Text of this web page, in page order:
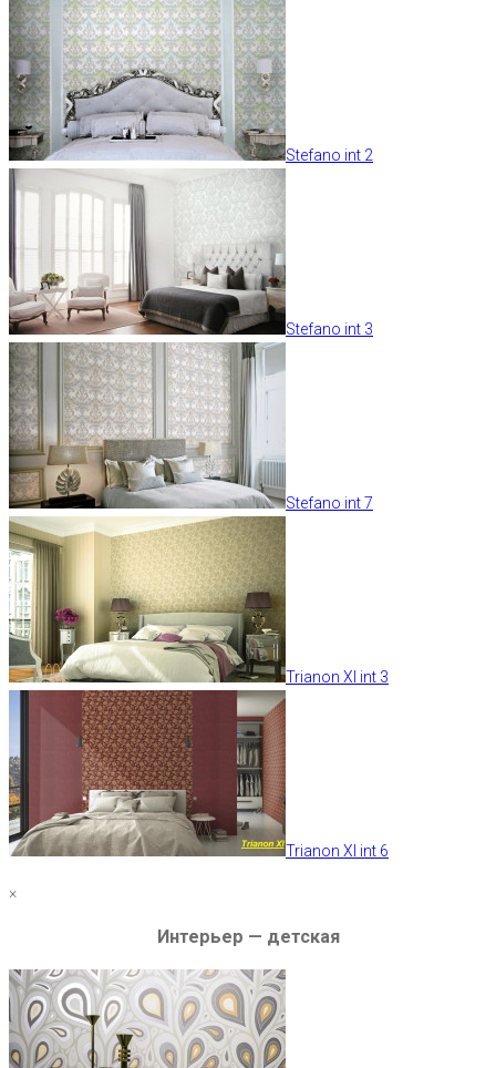
Stefano int 2
Stefano int 3
Stefano int 7
Trianon XI int 3
Trianon XI int 6
×
Интерьер — детская